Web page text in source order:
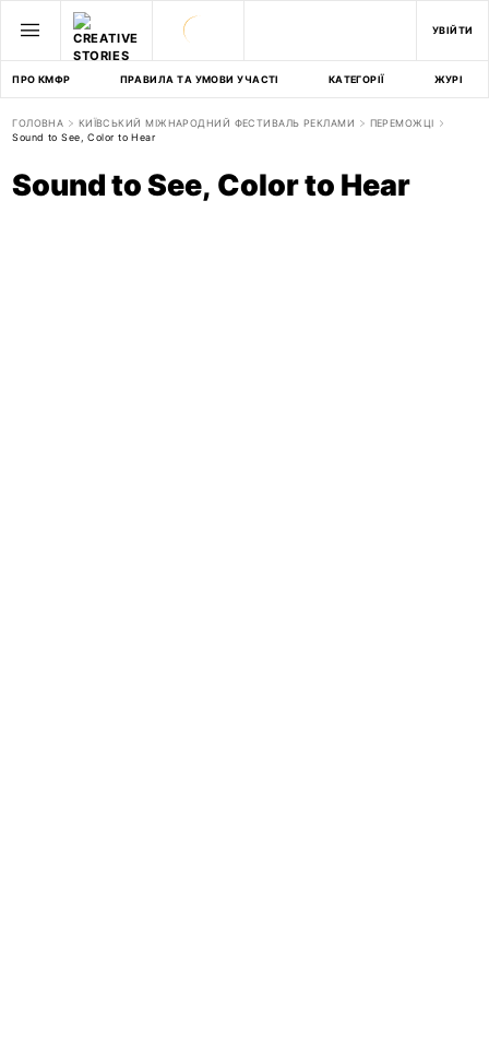
УВІЙТИ
ПРО КМФР ПРАВИЛА ТА УМОВИ УЧАСТІ КАТЕГОРІЇ ЖУРІ
ГОЛОВНА КИЇВСЬКИЙ МІЖНАРОДНИЙ ФЕСТИВАЛЬ РЕКЛАМИ
ПЕРЕМОЖЦІ
Sound to See, Color to Hear
Sound to See, Color to Hear